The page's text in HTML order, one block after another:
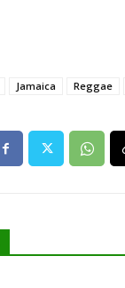
Jamaica Reggae